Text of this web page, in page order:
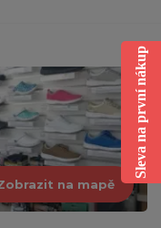
na mapě
Sleva na první nákup